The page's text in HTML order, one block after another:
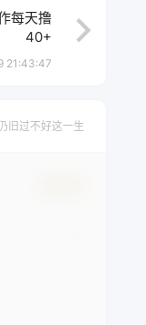
每天撸
40+
21:43:47
旧过不好这一生